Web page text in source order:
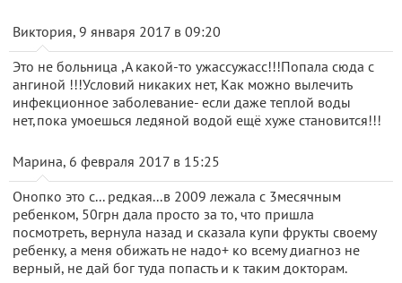
Виктория, 9 января 2017 в 09:20
Это не больница ,А какой-то ужассужасс!!!Попала сюда с
ангиной !!!Условий никаких нет, Как можно вылечить
инфекционное заболевание- если даже теплой воды
нет,пока умоешься ледяной водой ещё хуже становится!!!
Марина, 6 февраля 2017 в 15:25
Онопко это с... редкая...в 2009 лежала с 3месячным
ребенком, 50грн дала просто за то, что пришла
посмотреть, вернула назад и сказала купи фрукты своему
ребенку, а меня обижать не надо+ ко всему диагноз не
верный, не дай бог туда попасть и к таким докторам.